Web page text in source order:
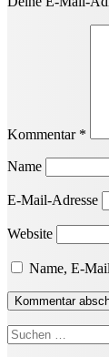
Kommentar *
Name
E-Mail-Adresse
Website
Name, E-
Suche
nach: